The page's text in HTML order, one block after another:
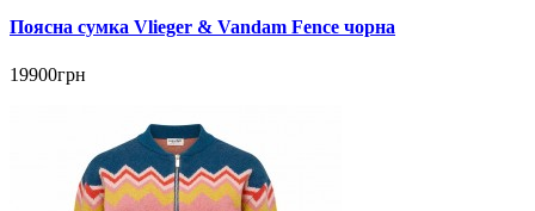
Поясна сумка Vlieger & Vandam Fence чорна
19900грн